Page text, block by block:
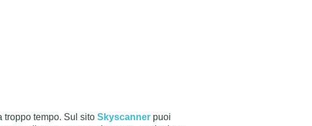
troppo tempo. Sul sito Skyscanner puoi